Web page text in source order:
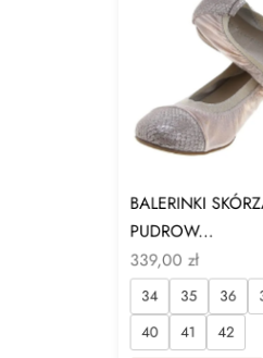
BALERINKI
PUDROW...
339,00 zł
34 35 36
40
41
42